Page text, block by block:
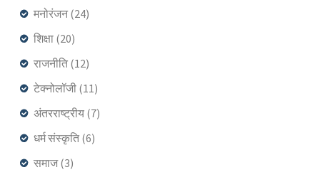
मनोरंजन(24)
शिक्षा (20)
राजनीति (12)
टेक्नोलॉजी (11)
अंतरराष्ट्रीय (7)
धर्म संस्कृति (6)
समाज(3)